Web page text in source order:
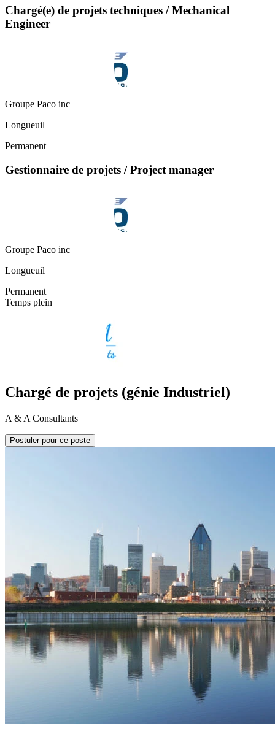
Chargé(e) de projets techniques / Mechanical
Engineer
Groupe Paco inc
Longueuil
Permanent
Gestionnaire de projets / Project manager
Groupe Paco inc
Longueuil
Permanent
Temps plein
Chargé de projets (génie Industriel)
A & A Consultants
Postuler pour ce poste